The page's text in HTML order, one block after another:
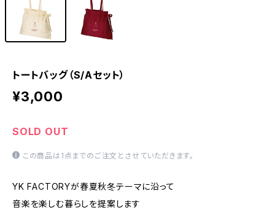
トートバッグ（S/Aセット）
¥3,000
SOLD OUT
この商品は1点までのご注文とさせていただきます。
YK FACTORYが春夏秋冬テーマに沿って
音楽を楽しむ暮らしを提案します